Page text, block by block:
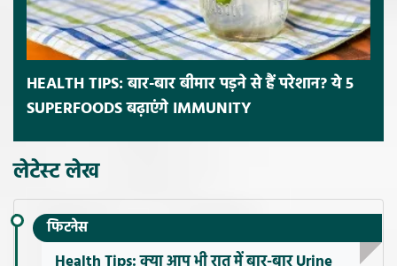
HEALTH TIPS: बार-बार बीमार पड़ने से हैं परेशान? ये 5
SUPERFOODS बढ़ाएंगे IMMUNITY
लेटेस्ट लेख
फिटनेस